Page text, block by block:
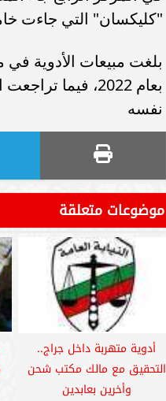
"كليكسان" التي جاءت
نفسه
موضوعات متعلقة
أدوية متهربة داخل جراج..
التحقيق مع مالك مكتب شحن
وأخرين بعابدين